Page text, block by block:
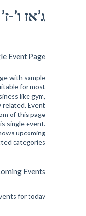
ג’אז ו’-ז’
Event Page
with sample
for most
like gym,
related. Event
of this page
single event.
upcoming
categories.
Events
for today